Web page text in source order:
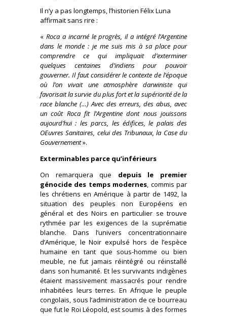
Il n’y a pas longtemps, l’historien Félix Luna
affirmait sans rire :
« Roca a incarné le progrès, il a intégré l’Argentine
dans le monde : je me suis mis à sa place pour
comprendre ce qui impliquait d’exterminer
quelques centaines d’indiens pour pouvoir
gouverner. Il faut considérer le contexte de l’époque
où l’on vivait une atmosphère darwiniste qui
favorisait la survie du plus fort et la supériorité de la
race blanche (…) Avec des erreurs, des abus, avec
un coût Roca fit l’Argentine dont nous jouissons
aujourd’hui : les parcs, les édifices, le palais des
OEuvres Sanitaires, celui des Tribunaux, la Case du
Gouvernement».
Exterminables parce qu’inférieurs
On remarquera que depuis le premier
génocide des temps modernes, commis par
les chrétiens en Amérique à partir de 1492, la
situation des peuples non Européens en
général et des Noirs en particulier se trouve
rythmée par les exigences de la suprématie
blanche. Dans l’univers concentrationnaire
d’Amérique, le Noir expulsé hors de l’espèce
humaine en tant que sous-homme ou bien
meuble, ne fut jamais réintégré ou réinstallé
dans son humanité. Et les survivants indigènes
étaient massivement massacrés pour rendre
inhabitées leurs terres. En Afrique le peuple
congolais, sous l’administration de ce bourreau
que fut le Roi Léopold, est soumis à des formes